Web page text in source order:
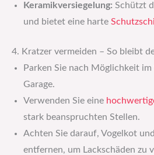
Keramikversiegelung: Schützt
und bietet eine harte
4. Kratzer vermeiden – So bleibt
Parken Sie nach Möglichkeit
Garage.
Verwenden Sie eine
stark beanspruchten Stellen.
Achten Sie darauf, Vogelkot
entfernen, um Lackschäden zu